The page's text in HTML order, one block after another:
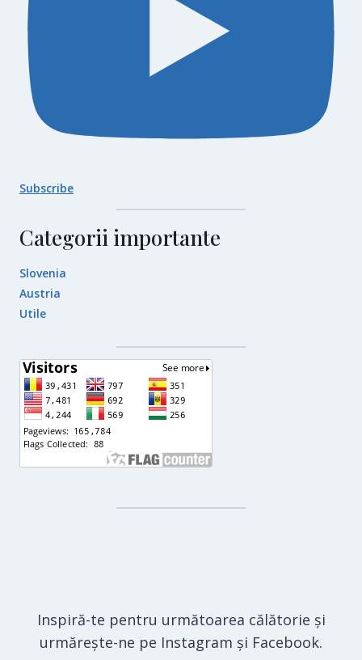
Subscribe
Categorii importante
Slovenia
Austria
Utile
Inspiră-te pentru următoarea călătorie și
urmărește-ne pe Instagram și Facebook.